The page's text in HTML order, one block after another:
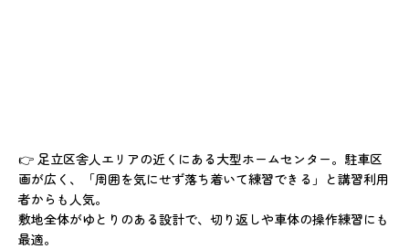
👉 足立区舎人エリアの近くにある大型ホームセンター。駐車区
画が広く、「周囲を気にせず落ち着いて練習できる」と講習利用
者からも人気。
敷地全体がゆとりのある設計で、切り返しや車体の操作練習にも
最適。